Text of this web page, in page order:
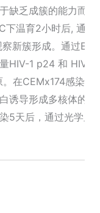
缺乏成簇的能力而大
下温育2小时后, 通过
新簇形成。通过
HIV-1 p24 和 HIV-
在CEMx174感染的
诱导形成多核体的倾
5天后，通过光学显